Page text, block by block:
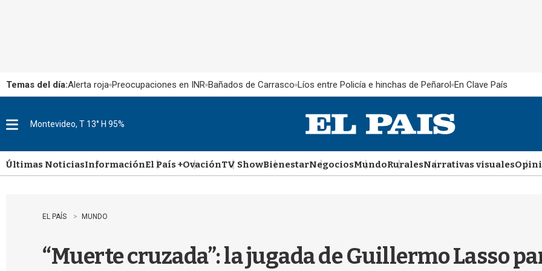
Temas del día:Alerta roja Preocupaciones en INR Bañados de Carrasco Líos entre Policía e hinchas de Peñarol En Clave País
u
Montevideo, T 13° H 95%
Últimas NoticiasInformaciónEl País +OvaciónTV ShowBienestarNegociosMundoRuralesNarrativas visuales
EL PAÍS MUNDO
“Muerte cruzada”: la jugada de Guillermo Lasso